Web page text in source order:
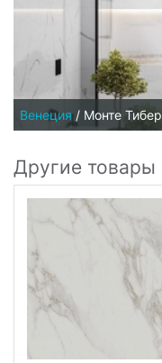
Венеция / Монте
Другие товары